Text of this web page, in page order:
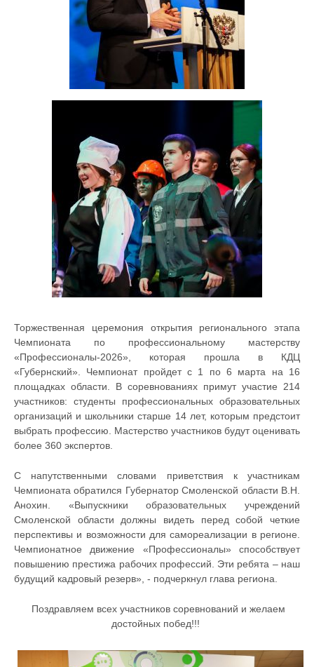
Торжественная церемония открытия регионального этапа
Чемпионата по профессиональному мастерству
«Профессионалы-2026», которая прошла в КДЦ
«Губернский». Чемпионат пройдет с 1 по 6 марта на 16
площадках области. В соревнованиях примут участие 214
участников: студенты профессиональных образовательных
организаций и школьники старше 14 лет, которым предстоит
выбрать профессию. Мастерство участников будут оценивать
более 360 экспертов.
С напутственными словами приветствия к участникам
Чемпионата обратился Губернатор Смоленской области В.Н.
Анохин. «Выпускники образовательных учреждений
Смоленской области должны видеть перед собой четкие
перспективы и возможности для самореализации в регионе.
Чемпионатное движение «Профессионалы» способствует
повышению престижа рабочих профессий. Эти ребята – наш
будущий кадровый резерв», - подчеркнул глава региона.
Поздравляем всех участников соревнований и желаем
достойных побед!!!